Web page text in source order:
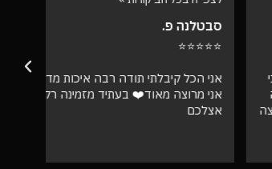
סבטלנה פ.
אני הכל קיבלתי תודה רבה איכות מדהימה
אני מרוצה מאוד❤️ בעתיד מזמינה רק
אצלכם